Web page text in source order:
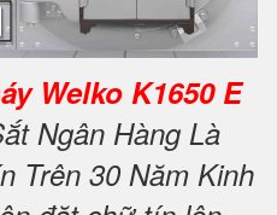
Welko K1650 E
Ngân Hàng Là
Trên 30 Năm Kinh